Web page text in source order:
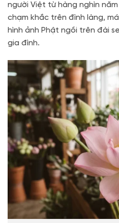
người Việt từ hàng nghìn
chạm khắc trên đình làng,
hình ảnh Phật ngồi trên đài
gia đình.